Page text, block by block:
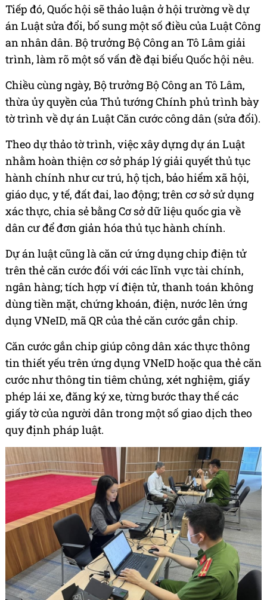
Tiếp đó, Quốc hội sẽ thảo luận ở hội trường về dự
án Luật sửa đổi, bổ sung một số điều của Luật Công
an nhân dân. Bộ trưởng Bộ Công an Tô Lâm giải
trình, làm rõ một số vấn đề đại biểu Quốc hội nêu.
Chiều cùng ngày, Bộ trưởng Bộ Công an Tô Lâm,
thừa ủy quyền của Thủ tướng Chính phủ trình bày
tờ trình về dự án Luật Căn cước công dân (sửa đổi).
Theo dự thảo tờ trình, việc xây dựng dự án Luật
nhằm hoàn thiện cơ sở pháp lý giải quyết thủ tục
hành chính như cư trú, hộ tịch, bảo hiểm xã hội,
giáo dục, y tế, đất đai, lao động; trên cơ sở sử dụng
xác thực, chia sẻ bằng Cơ sở dữ liệu quốc gia về
dân cư để đơn giản hóa thủ tục hành chính.
Dự án luật cũng là căn cứ ứng dụng chip điện tử
trên thẻ căn cước đối với các lĩnh vực tài chính,
ngân hàng; tích hợp ví điện tử, thanh toán không
dùng tiền mặt, chứng khoán, điện, nước lên ứng
dụng VNeID, mã QR của thẻ căn cước gắn chip.
Căn cước gắn chip giúp công dân xác thực thông
tin thiết yếu trên ứng dụng VNeID hoặc qua thẻ căn
cước như thông tin tiêm chủng, xét nghiệm, giấy
phép lái xe, đăng ký xe, từng bước thay thế các
giấy tờ của người dân trong một số giao dịch theo
quy định pháp luật.